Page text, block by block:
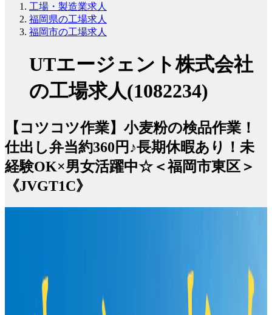
工場・製造業求人
福岡県の工場求人
福岡市の工場求人
UTエージェント株式会社
の工場求人(1082234)
【コツコツ作業】小麦粉の検品作業！
仕出し弁当約360円♪長期休暇あり！未
経験OK×男女活躍中☆＜福岡市東区＞
《JVGT1C》